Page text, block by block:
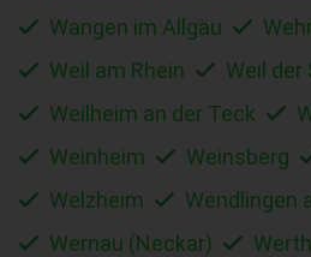
Wangen im Allgäu
Wehr
Weil am Rhein
Weil der
Weilheim an der Teck
Weinheim
Weinsberg
Welzheim
Wendlingen
Wernau (Neckar)